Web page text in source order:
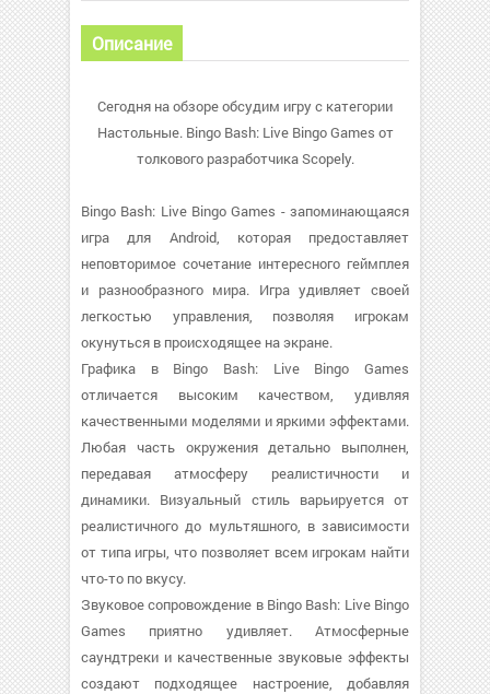
Описание
Сегодня на обзоре обсудим игру с категории
Настольные. Bingo Bash: Live Bingo Games от
толкового разработчика Scopely.
Bingo Bash: Live Bingo Games - запоминающаяся
игра для Android, которая предоставляет
неповторимое сочетание интересного геймплея
и разнообразного мира. Игра удивляет своей
легкостью управления, позволяя игрокам
окунуться в происходящее на экране.
Графика в Bingo Bash: Live Bingo Games
отличается высоким качеством, удивляя
качественными моделями и яркими эффектами.
Любая часть окружения детально выполнен,
передавая атмосферу реалистичности и
динамики. Визуальный стиль варьируется от
реалистичного до мультяшного, в зависимости
от типа игры, что позволяет всем игрокам найти
что-то по вкусу.
Звуковое сопровождение в Bingo Bash: Live Bingo
Games приятно удивляет. Атмосферные
саундтреки и качественные звуковые эффекты
создают подходящее настроение, добавляя